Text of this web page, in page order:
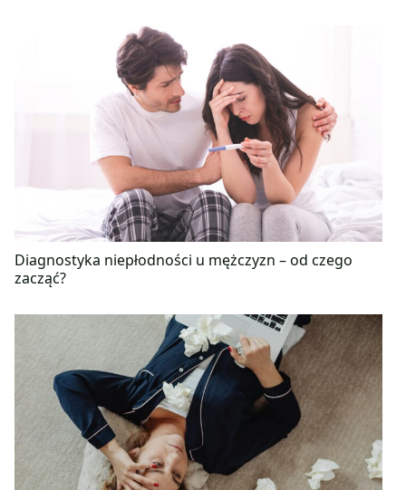
Diagnostyka niepłodności u mężczyzn – od czego
zacząć?